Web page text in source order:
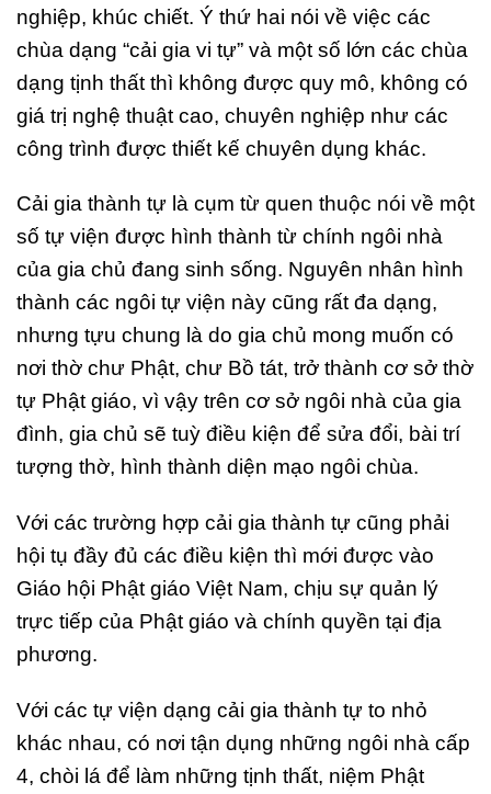
nghiệp, khúc chiết. Ý thứ hai nói về việc các
chùa dạng “cải gia vi tự” và một số lớn các chùa
dạng tịnh thất thì không được quy mô, không có
giá trị nghệ thuật cao, chuyên nghiệp như các
công trình được thiết kế chuyên dụng khác.
Cải gia thành tự là cụm từ quen thuộc nói về một
số tự viện được hình thành từ chính ngôi nhà
của gia chủ đang sinh sống. Nguyên nhân hình
thành các ngôi tự viện này cũng rất đa dạng,
nhưng tựu chung là do gia chủ mong muốn có
nơi thờ chư Phật, chư Bồ tát, trở thành cơ sở thờ
tự Phật giáo, vì vậy trên cơ sở ngôi nhà của gia
đình, gia chủ sẽ tuỳ điều kiện để sửa đổi, bài trí
tượng thờ, hình thành diện mạo ngôi chùa.
Với các trường hợp cải gia thành tự cũng phải
hội tụ đầy đủ các điều kiện thì mới được vào
Giáo hội Phật giáo Việt Nam, chịu sự quản lý
trực tiếp của Phật giáo và chính quyền tại địa
phương.
Với các tự viện dạng cải gia thành tự to nhỏ
khác nhau, có nơi tận dụng những ngôi nhà cấp
4, chòi lá để làm những tịnh thất, niệm Phật